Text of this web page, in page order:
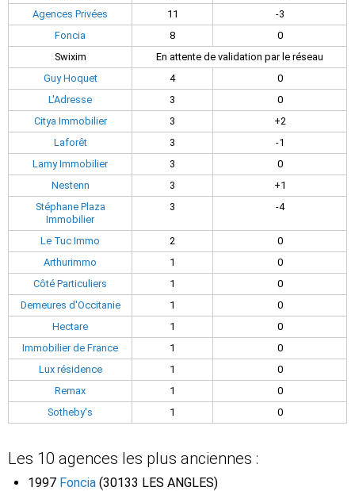
Agences Privées
11
-3
Foncia
8
0
Swixim
En attente de validation par le réseau
Guy Hoquet
4
0
L'Adresse
3
0
Citya Immobilier
3
+2
Laforêt
3
-1
Lamy Immobilier
3
0
Nestenn
3
+1
Stéphane Plaza
Immobilier
3 -4
Le Tuc Immo 2
0
Arthurimmo
1
0
Côté Particuliers
1
0
Demeures d'Occitanie
1
0
Hectare
1
0
Immobilier de France
1
0
Lux résidence
1
0
Remax
1
0
Sotheby's
1 0
Les 10 agences les plus anciennes :
1997 Foncia (30133 LES ANGLES)